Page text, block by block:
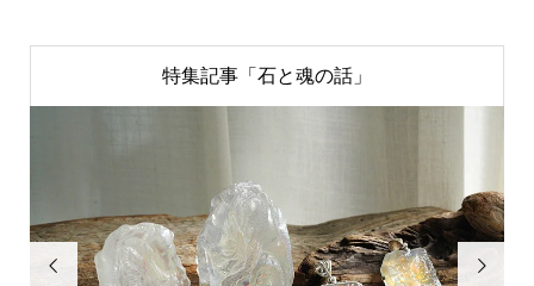
特集記事「石と魂の話」
 